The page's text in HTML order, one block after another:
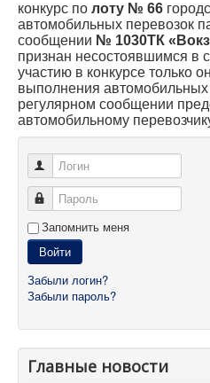
конкурс по лоту № 66
автомобильных перевозок
сообщении № 1030ТК
признан несостоявшимся в
участию в конкурсе только
выполнения
регулярном сообщении
автомобильному
Логин
Пароль
Запомнить меня
Войти
Забыли логин?
Забыли пароль?
Главные новости